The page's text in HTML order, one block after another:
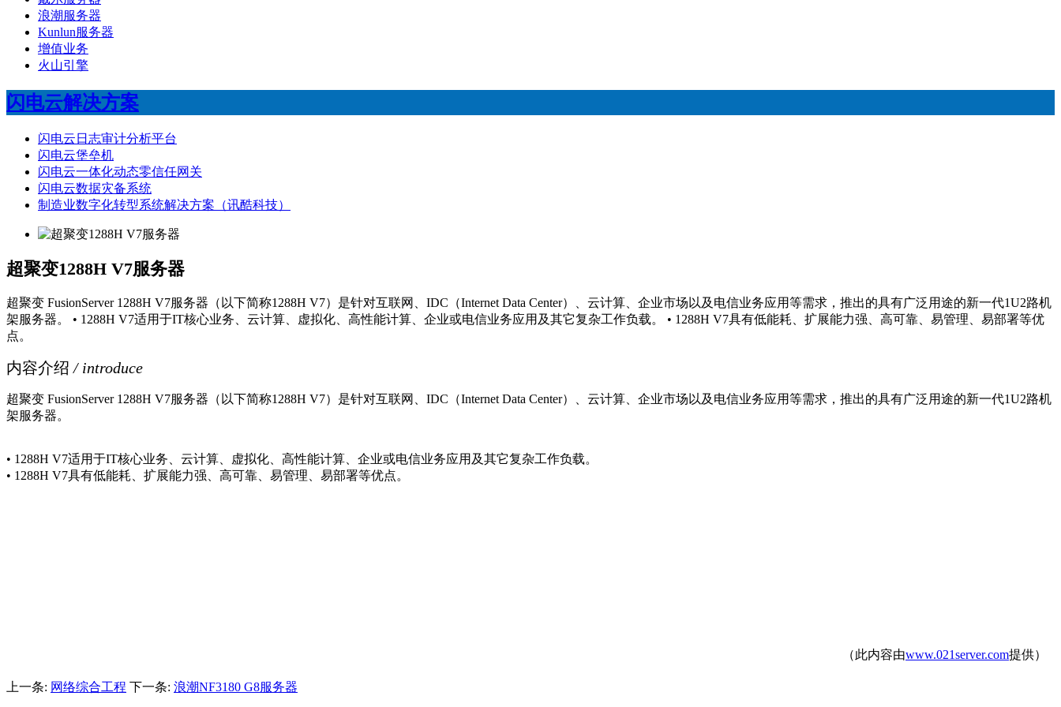
浪潮服务器
Kunlun服务器
增值业务
火山引擎
闪电云解决方案
闪电云日志审计分析平台
闪电云堡垒机
闪电云一体化动态零信任网关
闪电云数据灾备系统
制造业数字化转型系统解决方案（讯酷科技）
超聚变1288H V7服务器
超聚变 FusionServer 1288H V7服务器（以下简称1288H V7）是针对互联网、IDC（Internet Data Center）、云计算、企业市场以及电信业务应用等需求，推出的具有广泛用途的新一代1U2路机
架服务器。 • 1288H V7适用于IT核心业务、云计算、虚拟化、高性能计算、企业或电信业务应用及其它复杂工作负载。 • 1288H V7具有低能耗、扩展能力强、高可靠、易管理、易部署等优
点。
内容介绍 / introduce
超聚变 FusionServer 1288H V7服务器（以下简称1288H V7）是针对互联网、IDC（Internet Data Center）、云计算、企业市场以及电信业务应用等需求，推出的具有广泛用途的新一代1U2路机
架服务器。
• 1288H V7适用于IT核心业务、云计算、虚拟化、高性能计算、企业或电信业务应用及其它复杂工作负载。
• 1288H V7具有低能耗、扩展能力强、高可靠、易管理、易部署等优点。
（此内容由www.021server.com提供）
上一条: 网络综合工程 下一条: 浪潮NF3180 G8服务器